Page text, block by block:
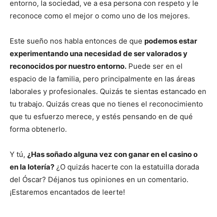
entorno, la sociedad, ve a esa persona con respeto y le
reconoce como el mejor o como uno de los mejores.
Este sueño nos habla entonces de que podemos estar
experimentando una necesidad de ser valorados y
reconocidos por nuestro entorno. Puede ser en el
espacio de la familia, pero principalmente en las áreas
laborales y profesionales. Quizás te sientas estancado en
tu trabajo. Quizás creas que no tienes el reconocimiento
que tu esfuerzo merece, y estés pensando en de qué
forma obtenerlo.
Y tú, ¿Has soñado alguna vez con ganar en el casino o
en la lotería? ¿O quizás hacerte con la estatuilla dorada
del Óscar? Déjanos tus opiniones en un comentario.
¡Estaremos encantados de leerte!